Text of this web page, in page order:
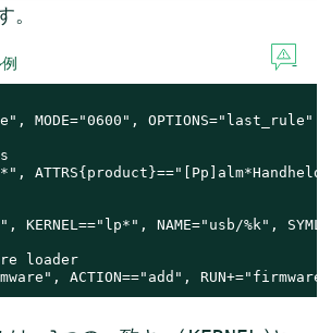
MODE="0600", OPTIONS="last_rule"
KERNEL=="lp*", NAME="usb/%k",
loader
ACTION=="add",